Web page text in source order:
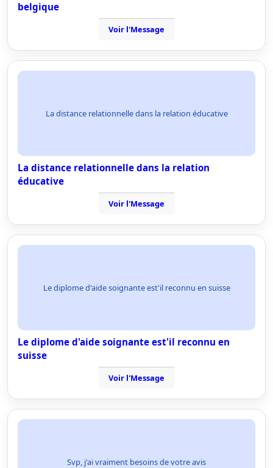
belgique
Voir l'Message
La distance relationnelle dans la relation éducative
La distance relationnelle dans la relation
éducative
Voir l'Message
Le diplome d'aide soignante est'il reconnu en suisse
Le diplome d'aide soignante est'il reconnu en
suisse
Voir l'Message
Svp, j'ai vraiment besoins de votre avis